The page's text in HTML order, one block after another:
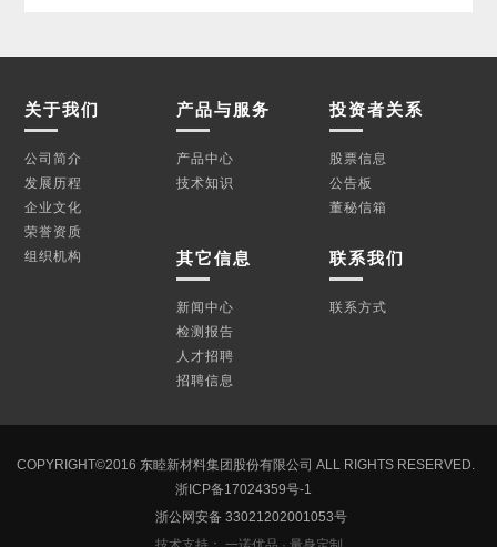
关于我们
公司简介
发展历程
企业文化
荣誉资质
组织机构
产品与服务
产品中心
技术知识
投资者关系
股票信息
公告板
董秘信箱
其它信息
新闻中心
检测报告
人才招聘
招聘信息
联系我们
联系方式
COPYRIGHT©2016 东睦新材料集团股份有限公司 ALL RIGHTS RESERVED.
浙ICP备17024359号-1
浙公网安备 33021202001053号